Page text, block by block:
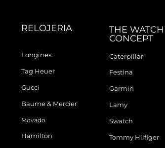
RELOJERIA
Longines
Tag Heuer
Gucci
Baume & Mercier
Movado
Hamilton
THE WATCH
CONCEPT
Caterpillar
Festina
Garmin
Lamy
Swatch
Tommy Hilfiger